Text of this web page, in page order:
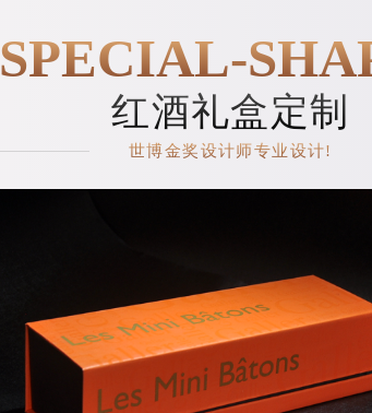
SPECIAL-
红酒礼盒定制
世博金奖设计师专业设计!